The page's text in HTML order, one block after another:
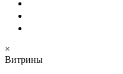
×
Витрины